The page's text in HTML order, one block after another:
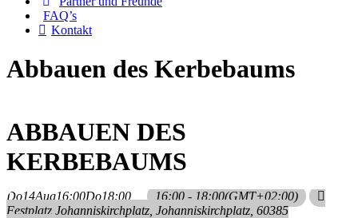
FAQ’s
Kontakt
Abbauen des Kerbebaums
ABBAUEN DES
KERBEBAUMS
Do14Aug16:00Do18:00 16:00 - 18:00(GMT+02:00)
Festplatz Johanniskirchplatz , Johanniskirchplatz, 60385